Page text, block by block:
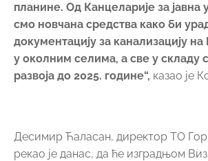
планине. Од Канцеларије за јавна
смо новчана средства како би
документацију за канализацију
у околним селима, а све у складу
развоја до 2025. године“, казао је
Десимир Ћаласан, директор ТО
рекао је данас, да ће изградњом